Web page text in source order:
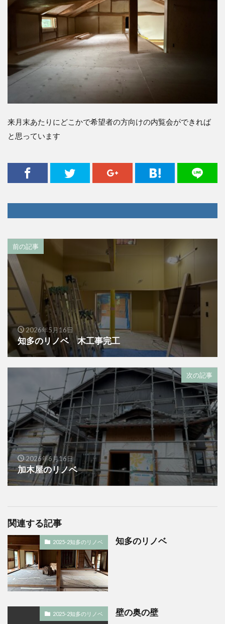
来月末あたりにどこかで希望者の方向けの内覧会ができれば
と思っています
前の記事
2026年5月16日
知多のリノベ 木工事完工
次の記事
2026年6月16日
加木屋のリノベ
関連する記事
2025-2知多のリノベ 知多のリノベ
2025-2知多のリノベ 壁の奥の壁